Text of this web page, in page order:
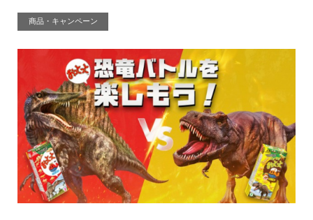
商品・キャンペーン